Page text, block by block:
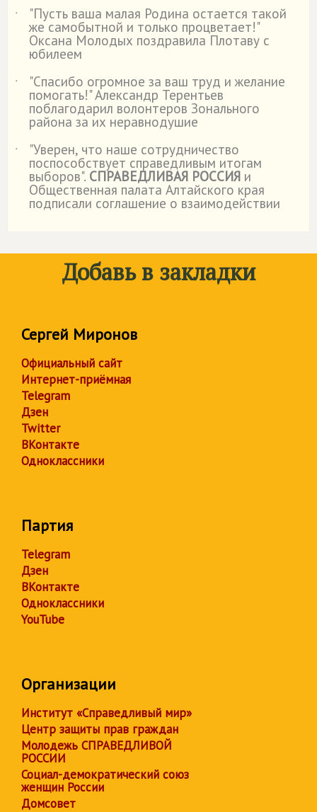
˙
"Пусть ваша малая Родина остается такой
же самобытной и только процветает!"
Оксана Молодых поздравила Плотаву с
юбилеем
˙
"Спасибо огромное за ваш труд и желание
помогать!" Александр Терентьев
поблагодарил волонтеров Зонального
района за их неравнодушие
˙
"Уверен, что наше сотрудничество
поспособствует справедливым итогам
выборов". СПРАВЕДЛИВАЯ РОССИЯ и
Общественная палата Алтайского края
подписали соглашение о взаимодействии
Добавь в закладки
Сергей Миронов
Официальный сайт
Интернет-приёмная
Telegram
Дзен
Twitter
ВКонтакте
Одноклассники
Партия
Telegram
Дзен
ВКонтакте
Одноклассники
YouTube
Организации
Институт «Справедливый мир»
Центр защиты прав граждан
Молодежь СПРАВЕДЛИВОЙ
РОССИИ
Социал-демократический союз
женщин России
Домсовет